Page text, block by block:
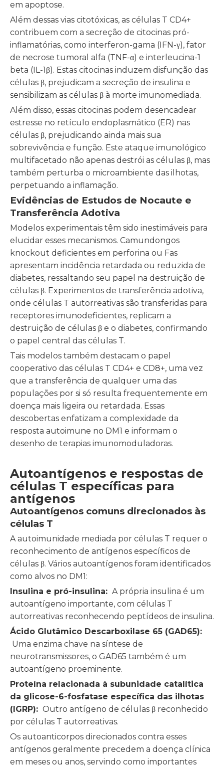
em apoptose.
Além dessas vias citotóxicas, as células T CD4+
contribuem com a secreção de citocinas pró-
inflamatórias, como interferon-gama (IFN-γ), fator
de necrose tumoral alfa (TNF-α) e interleucina-1
beta (IL-1β). Estas citocinas induzem disfunção das
células β, prejudicam a secreção de insulina e
sensibilizam as células β à morte imunomediada.
Além disso, essas citocinas podem desencadear
estresse no retículo endoplasmático (ER) nas
células β, prejudicando ainda mais sua
sobrevivência e função. Este ataque imunológico
multifacetado não apenas destrói as células β, mas
também perturba o microambiente das ilhotas,
perpetuando a inflamação.
Evidências de Estudos de Nocaute e
Transferência Adotiva
Modelos experimentais têm sido inestimáveis ​​para
elucidar esses mecanismos. Camundongos
knockout deficientes em perforina ou Fas
apresentam incidência retardada ou reduzida de
diabetes, ressaltando seu papel na destruição de
células β. Experimentos de transferência adotiva,
onde células T autorreativas são transferidas para
receptores imunodeficientes, replicam a
destruição de células β e o diabetes, confirmando
o papel central das células T.
Tais modelos também destacam o papel
cooperativo das células T CD4+ e CD8+, uma vez
que a transferência de qualquer uma das
populações por si só resulta frequentemente em
doença mais ligeira ou retardada. Essas
descobertas enfatizam a complexidade da
resposta autoimune no DM1 e informam o
desenho de terapias imunomoduladoras.
Autoantígenos e respostas de
células T específicas para
antígenos
Autoantígenos comuns direcionados às
células T
A autoimunidade mediada por células T requer o
reconhecimento de antígenos específicos de
células β. Vários autoantígenos foram identificados
como alvos no DM1:
Insulina e pró-insulina: A própria insulina é um
autoantígeno importante, com células T
autorreativas reconhecendo peptídeos de insulina.
Ácido Glutâmico Descarboxilase 65 (GAD65):
Uma enzima chave na síntese de
neurotransmissores, o GAD65 também é um
autoantígeno proeminente.
Proteína relacionada à subunidade catalítica
da glicose-6-fosfatase específica das ilhotas
(IGRP): Outro antígeno de células β reconhecido
por células T autorreativas.
Os autoanticorpos direcionados contra esses
antígenos geralmente precedem a doença clínica
em meses ou anos, servindo como importantes